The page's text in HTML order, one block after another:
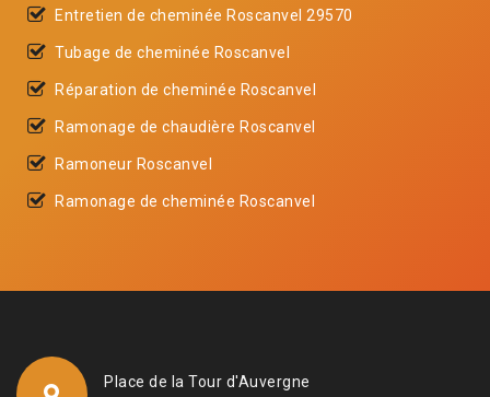
Entretien de cheminée Roscanvel 29570
Tubage de cheminée Roscanvel
Réparation de cheminée Roscanvel
Ramonage de chaudière Roscanvel
Ramoneur Roscanvel
Ramonage de cheminée Roscanvel
Place de la Tour d'Auvergne